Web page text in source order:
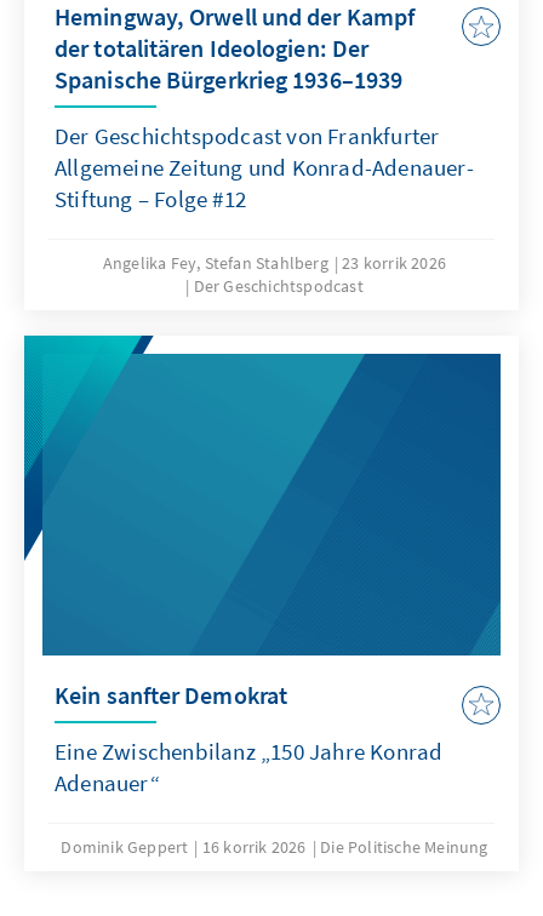
Hemingway, Orwell und der Kampf
der totalitären Ideologien: Der
Spanische Bürgerkrieg 1936–1939
Der Geschichtspodcast von Frankfurter
Allgemeine Zeitung und Konrad-Adenauer-
Stiftung – Folge #12
Angelika Fey, Stefan Stahlberg
23 korrik 2026
Der Geschichtspodcast
Kein sanfter Demokrat
Eine Zwischenbilanz „150 Jahre Konrad
Adenauer“
Dominik Geppert 16 korrik 2026 Die Politische Meinung